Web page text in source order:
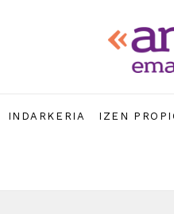
INDARKERIA IZEN